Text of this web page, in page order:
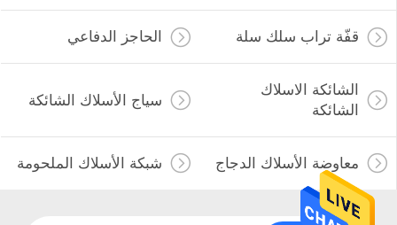
قفّة تراب سلك سلة الحاجز الدفاعي
الشائكة الاسلاك
الشائكة
سياج الأسلاك الشائكة
معاوضة الأسلاك الدجاج شبكة الأسلاك الملحومة